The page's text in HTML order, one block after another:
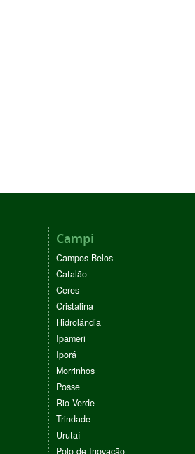
Campi
Campos Belos
Catalão
Ceres
Cristalina
Hidrolândia
Ipameri
Iporá
Morrinhos
Posse
Rio Verde
Trindade
Urutaí
Polo de Inovação